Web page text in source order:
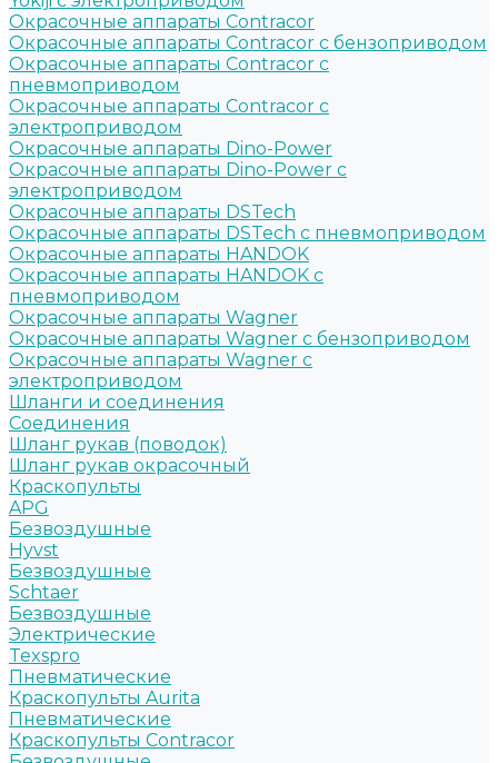
Окрасочные аппараты Contracor
Окрасочные аппараты Contracor с бензоприводом
Окрасочные аппараты Contracor с
пневмоприводом
Окрасочные аппараты Contracor с
электроприводом
Окрасочные аппараты Dino-Power
Окрасочные аппараты Dino-Power с
электроприводом
Окрасочные аппараты DSTech
Окрасочные аппараты DSTech c пневмоприводом
Окрасочные аппараты HANDOK
Окрасочные аппараты HANDOK c
пневмоприводом
Окрасочные аппараты Wagner
Окрасочные аппараты Wagner с бензоприводом
Окрасочные аппараты Wagner с
электроприводом
Шланги и соединения
Cоединения
Шланг рукав (поводок)
Шланг рукав окрасочный
Краскопульты
APG
Безвоздушные
Hyvst
Безвоздушные
Schtaer
Безвоздушные
Электрические
Texspro
Пневматические
Краскопульты Aurita
Пневматические
Краскопульты Contracor